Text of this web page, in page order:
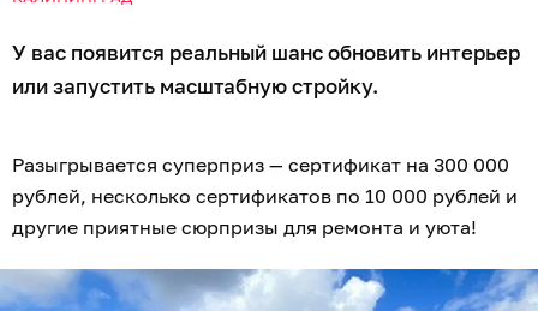
У вас появится реальный шанс обновить интерьер
или запустить масштабную стройку.
Разыгрывается суперприз — сертификат на 300 000
рублей, несколько сертификатов по 10 000 рублей и
другие приятные сюрпризы для ремонта и уюта!